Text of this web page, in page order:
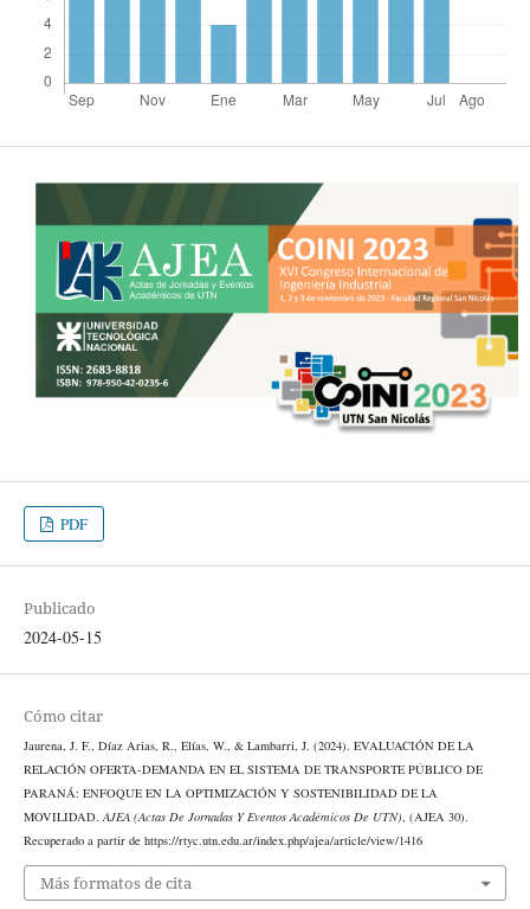
PDF
Publicado
2024-05-15
Cómo citar
Jaurena, J. F., Díaz Arias, R., Elías, W., & Lambarri, J. (2024). EVALUACIÓN DE LA
RELACIÓN OFERTA-DEMANDA EN EL SISTEMA DE TRANSPORTE PÚBLICO DE
PARANÁ: ENFOQUE EN LA OPTIMIZACIÓN Y SOSTENIBILIDAD DE LA
MOVILIDAD.AJEA (Actas De Jornadas Y Eventos Académicos De UTN), (AJEA 30).
Recuperado a partir de https://rtyc.utn.edu.ar/index.php/ajea/article/view/1416
Más formatos de cita